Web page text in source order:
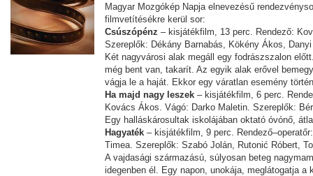
Magyar Mozgókép Napja elnevezésű
filmvetítésékre kerül sor:
Csúszópénz – kisjátékfilm, 13 perc. Rendező:
Szereplők: Dékány Barnabás, Kökény Ákos,
Két nagyvárosi alak megáll egy fodrászszalon
még bent van, takarít. Az egyik alak erővel
vágja le a haját. Ekkor egy váratlan esemény
Ha majd nagy leszek – kisjátékfilm, 6 perc.
Kovács Ákos. Vágó: Darko Maletin. Szereplők:
Egy halláskárosultak iskolájában oktató óvónő,
Hagyaték – kisjátékfilm, 9 perc.
Timea. Szereplők: Szabó Jolán, Rutonić Róbert,
A vajdasági származású, súlyosan beteg
idegenben él. Egy napon, unokája, meglátogatja a